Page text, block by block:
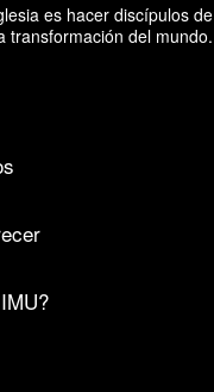
es hacer discípulos de
transformación del mundo.